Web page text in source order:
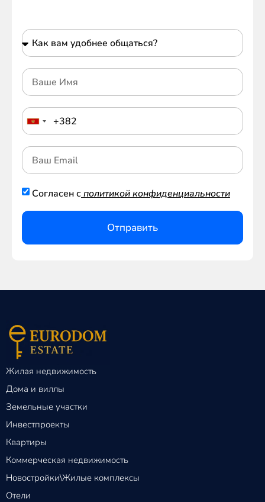
Согласен с политикой конфиденциальности
Отправить
Жилая недвижимость
Дома и виллы
Земельные участки
Инвестпроекты
Квартиры
Коммерческая недвижимость
Новостройки\Жилые комплексы
Отели